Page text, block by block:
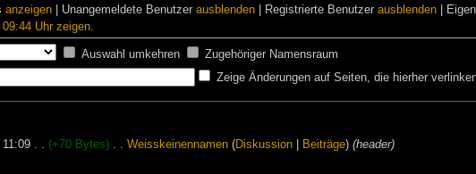
anzeigen | Unangemeldete Benutzerausblenden | Registrierte Benutzerausblenden |
Uhr zeigen.
Auswahl umkehren
Zugehöriger Namensraum
Zeige Änderungen auf Seiten, die hierher
11:09 (+70 Bytes)‎ Weisskeinennamen (Diskussion| Beiträge)‎ (header)